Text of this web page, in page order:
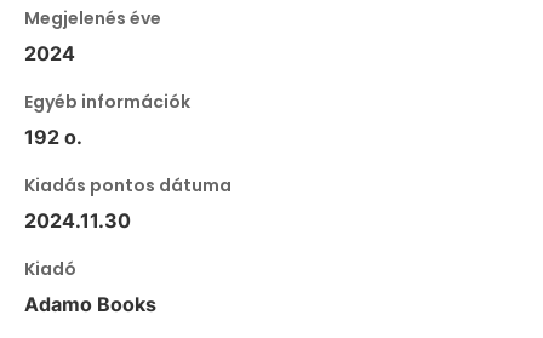
Megjelenés éve
2024
Egyéb információk
192 o.
Kiadás pontos dátuma
2024.11.30
Kiadó
Adamo Books